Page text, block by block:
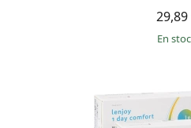
29,89
en